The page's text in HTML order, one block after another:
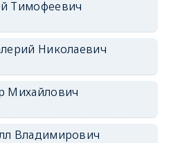
Тимофеевич
Николаевич
Михайлович
Владимирович